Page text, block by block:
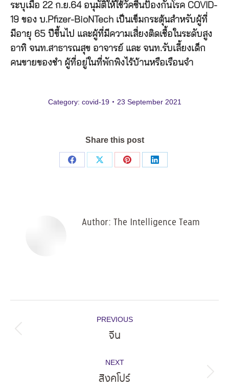
ระบุเมื่อ 22 ก.ย.64 อนุมัติให้ใช้วัคซีนป้องกันโรค COVID-
19 ของ บ.Pfizer-BioNTech เป็นเข็มกระตุ้นสำหรับผู้ที่
มีอายุ 65 ปีขึ้นไป และผู้ที่มีความเสี่ยงติดเชื้อในระดับสูง
อาทิ จนท.สาธารณสุข อาจารย์ และ จนท.รับเลี้ยงเด็ก
คนขายของชำ ผู้ที่อยู่ในที่พักพิงไร้บ้านหรือเรือนจำ
Category: covid-19 23 September 2021
Share this post
Share
Share
Share
Share
Author: The Intelligence Team
navigation
PREVIOUS
Previous
จีน
NEXT
Next
สิงคโปร์